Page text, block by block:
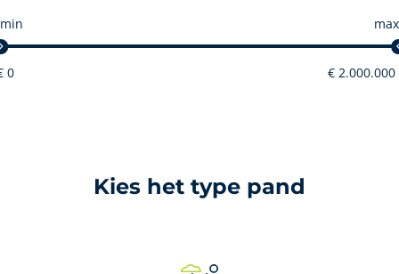
min max
Kies het type pand